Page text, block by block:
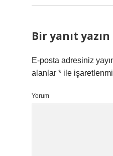
Bir yanıt yazın
E-posta adresiniz
alanlar * ile
Yorum